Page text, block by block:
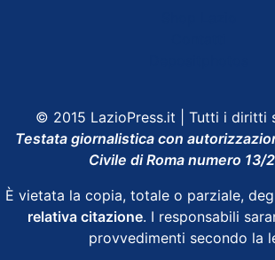
© 2015 LazioPress.it | Tutti i diritti
Testata giornalistica con
Civile di Roma numero 13/
È vietata la copia, totale o parziale,
relativa citazione. I responsabili
provvedimenti secondo la